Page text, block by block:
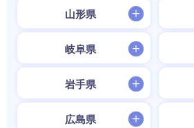
山形県
岐阜県
岩手県
広島県